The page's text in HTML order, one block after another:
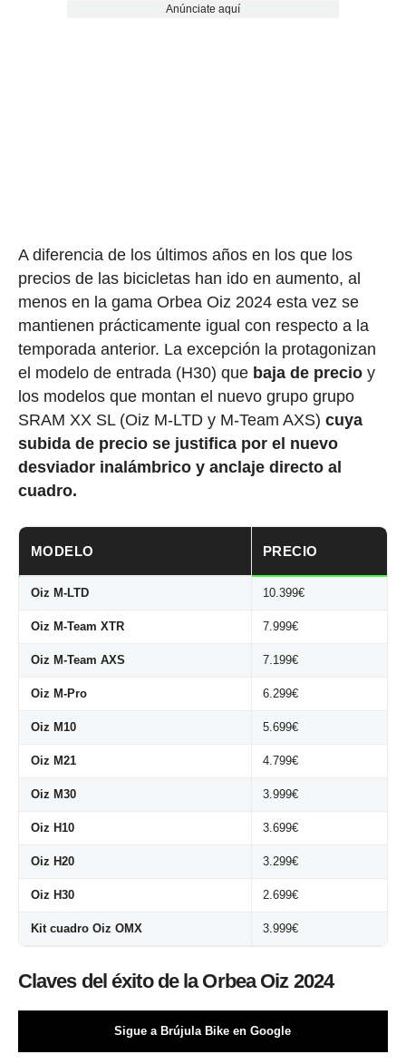
Anúnciate aquí
A diferencia de los últimos años en los que los
precios de las bicicletas han ido en aumento, al
menos en la gama Orbea Oiz 2024 esta vez se
mantienen prácticamente igual con respecto a la
temporada anterior. La excepción la protagonizan
el modelo de entrada (H30) que baja de precioy
los modelos que montan el nuevo grupo grupo
SRAM XX SL (Oiz M-LTD y M-Team AXS) cuya
subida de precio se justifica por el nuevo
desviador inalámbrico y anclaje directo al
cuadro.
MODELO PRECIO
Oiz M-LTD 10.399€
Oiz M-Team XTR 7.999€
Oiz M-Team AXS 7.199€
Oiz M-Pro 6.299€
Oiz M10 5.699€
Oiz M21 4.799€
Oiz M30 3.999€
Oiz H10 3.699€
Oiz H20 3.299€
Oiz H30 2.699€
Kit cuadro Oiz OMX 3.999€
Claves del éxito de la Orbea Oiz 2024
Sigue a Brújula Bike en Google